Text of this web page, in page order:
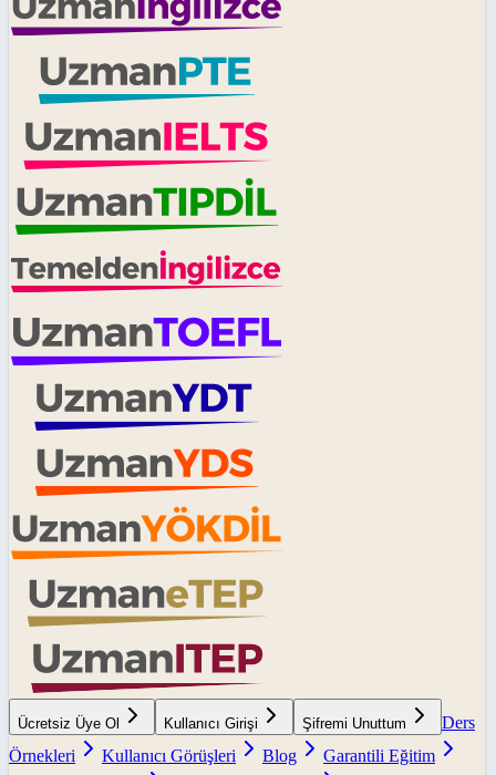
Ücretsiz Üye Ol Kullanıcı Girişi Şifremi Unuttum
Ders
Örnekleri
Kullanıcı Görüşleri Blog
Garantili Eğitim